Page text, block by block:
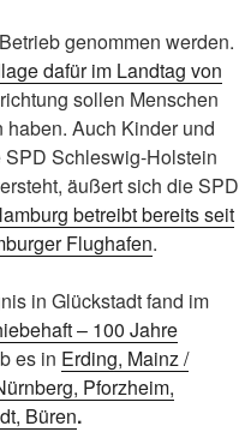
genommen werden.
dafür im Landtag von
sollen Menschen
Auch Kinder und
Schleswig-Holstein
äußert sich die SPD
betreibt bereits seit
Flughafen.
in Glückstadt fand im
– 100 Jahre
es in Erding, Mainz /
Pforzheim,
Büren.